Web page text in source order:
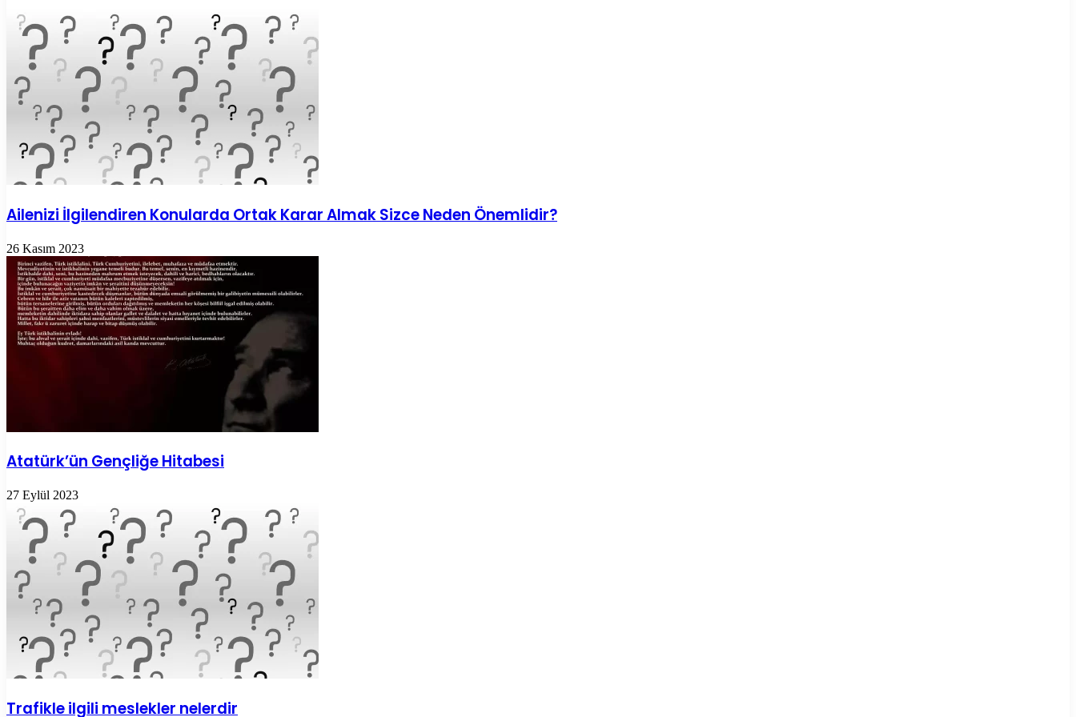
Ailenizi İlgilendiren Konularda Ortak Karar Almak Sizce Neden Önemlidir?
26 Kasım 2023
Atatürk’ün Gençliğe Hitabesi
27 Eylül 2023
Trafikle ilgili meslekler nelerdir